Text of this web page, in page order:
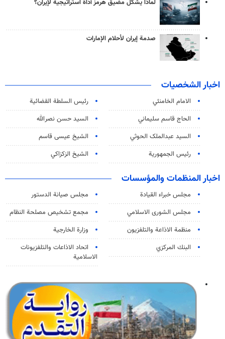
لماذا يشكّل مضيق هرمز أداة استراتيجية لإيران؟
صدمة إيران لأحلام الإمارات
اخبار الشخصيات
الامام الخامنئي
رئیس السلطة القضائیة
الحاج قاسم سليماني
السيد حسن نصرالله
السید عبدالملک الحوثي
الشيخ عيسى قاسم
رئيس الجمهورية
الشيخ الزكزاكي
اخبار المنظمات والمؤسسات
مجلس خبراء القيادة
مجلس صيانة الدستور
مجلس الشورى الاسلامي
مجمع تشخيص مصلحة النظام
منظمة الاذاعة والتلفزیون
وزارة الخارجية
البنك المركزي
اتحاد الاذاعات والتلفزيونات
الاسلامية